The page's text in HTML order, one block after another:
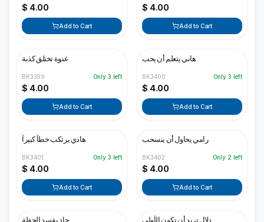
$ 4.00
Add to Cart
$ 4.00
Add to Cart
غنوة تختلق كذبة
BK3399 Only 3 left
$ 4.00
Add to Cart
هاني يتعلم أن يحب
BK3400 Only 3 left
$ 4.00
Add to Cart
هادي يرتكب خطاً كبيراً
BK3401 Only 3 left
$ 4.00
Add to Cart
رامي يحاول أن ينسحب
BK3402 Only 2 left
$ 4.00
Add to Cart
جاد يفسد الحفلة دلال تريد أن تكون الأولى